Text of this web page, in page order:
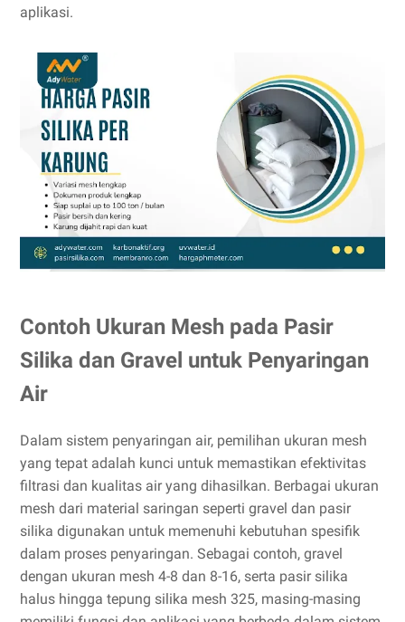
aplikasi.
Contoh Ukuran Mesh pada Pasir
Silika dan Gravel untuk Penyaringan
Air
Dalam sistem penyaringan air, pemilihan ukuran mesh
yang tepat adalah kunci untuk memastikan efektivitas
filtrasi dan kualitas air yang dihasilkan. Berbagai ukuran
mesh dari material saringan seperti gravel dan pasir
silika digunakan untuk memenuhi kebutuhan spesifik
dalam proses penyaringan. Sebagai contoh, gravel
dengan ukuran mesh 4-8 dan 8-16, serta pasir silika
halus hingga tepung silika mesh 325, masing-masing